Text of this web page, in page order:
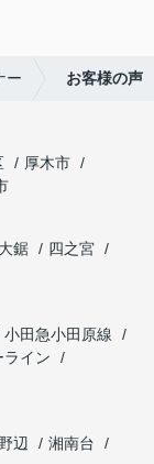
ー お客様の声
厚木市
大鋸
四之宮
小田急小田原線
ライン
辺
湘南台